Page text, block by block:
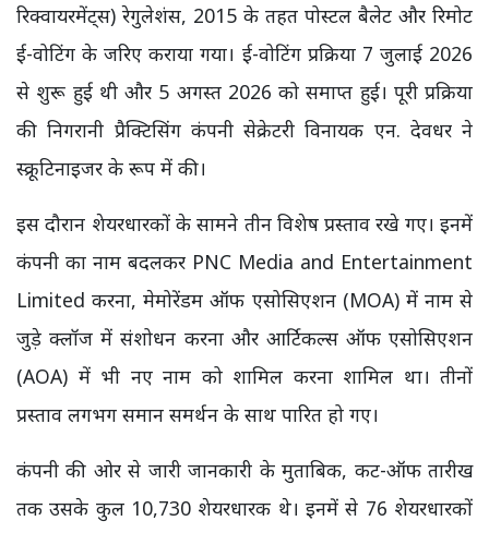
रिक्वायरमेंट्स) रेगुलेशंस, 2015 के तहत पोस्टल बैलेट और रिमोट
ई-वोटिंग के जरिए कराया गया। ई-वोटिंग प्रक्रिया 7 जुलाई 2026
से शुरू हुई थी और 5 अगस्त 2026 को समाप्त हुई। पूरी प्रक्रिया
की निगरानी प्रैक्टिसिंग कंपनी सेक्रेटरी विनायक एन. देवधर ने
स्क्रूटिनाइजर के रूप में की।
इस दौरान शेयरधारकों के सामने तीन विशेष प्रस्ताव रखे गए। इनमें
कंपनी का नाम बदलकर PNC Media and Entertainment
Limited करना, मेमोरेंडम ऑफ एसोसिएशन (MOA) में नाम से
जुड़े क्लॉज में संशोधन करना और आर्टिकल्स ऑफ एसोसिएशन
(AOA) में भी नए नाम को शामिल करना शामिल था। तीनों
प्रस्ताव लगभग समान समर्थन के साथ पारित हो गए।
कंपनी की ओर से जारी जानकारी के मुताबिक, कट-ऑफ तारीख
तक उसके कुल 10,730 शेयरधारक थे। इनमें से 76 शेयरधारकों